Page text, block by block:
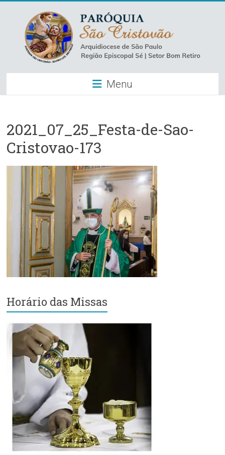
content
Paróquia
São
–
Luz
Arquidiocese
Região
Episcopal
Setor
Retiro
Menu
2021_07_25_Festa-de-Sao-
Cristovao-173
Horário das Missas